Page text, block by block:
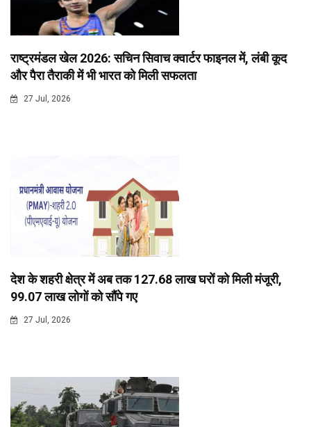
राष्ट्रमंडल खेल 2026: सचिन सिवाच क्वार्टर फाइनल में, लंबी कूद
और पैरा तैराकी में भी भारत को मिली सफलता
27 Jul, 2026
देश के शहरी क्षेत्र में अब तक 127.68 लाख घरों को मिली मंजूरी,
99.07 लाख लोगों को सौंपे गए
27 Jul, 2026